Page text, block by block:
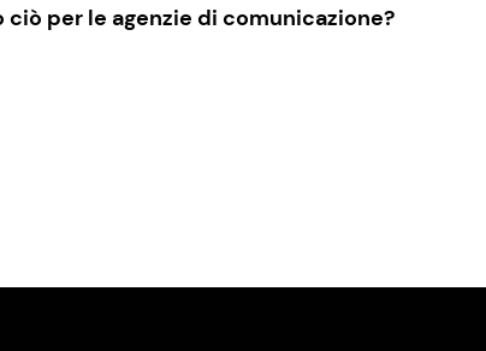
per le agenzie di comunicazione?